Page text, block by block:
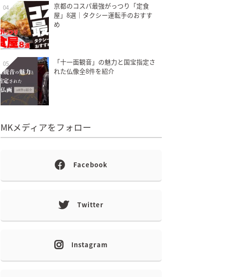
04
京都のコスパ最強がっつり「定食
屋」8選｜タクシー運転手のおすす
め
05
「十一面観音」の魅力と国宝指定さ
れた仏像全8件を紹介
MKメディアをフォロー
Facebook
Twitter
Instagram